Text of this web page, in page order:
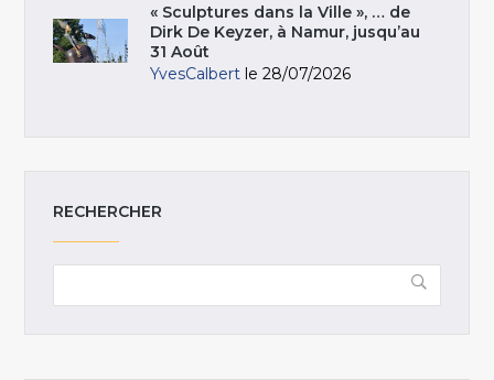
« Sculptures dans la Ville », … de
Dirk De Keyzer, à Namur, jusqu’au
31 Août
YvesCalbert le 28/07/2026
RECHERCHER